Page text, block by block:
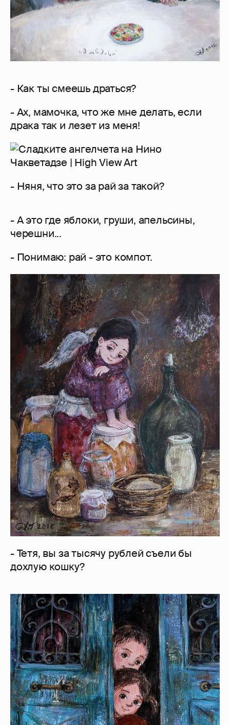
- Как ты смеешь драться?
- Ах, мамочка, что же мне делать, если
драка так и лезет из меня!
- Няня, что это за рай за такой?
- А это где яблоки, груши, апельсины,
черешни...
- Понимаю: рай - это компот.
- Тетя, вы за тысячу рублей съели бы
дохлую кошку?